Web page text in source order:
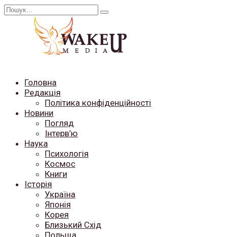
Перейти
Search
Головна
Редакція
Політика конфіденційності
Новини
Погляд
Інтерв’ю
Наука
Психологія
Космос
Книги
Історія
Україна
Японія
Корея
Близький Схід
Польща